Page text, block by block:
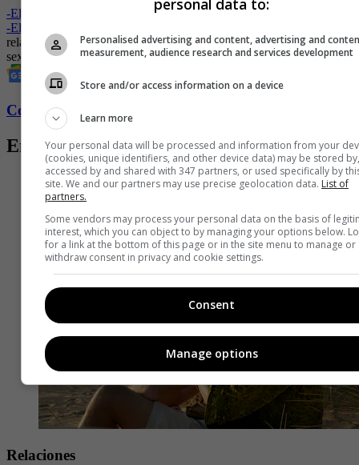
-El amor que me hizo segura: lo que aprendí de mi papá
-El café que no fue
relacionesRelaciones amorosasrelaciones en parejaRelaciones
sexualesconsecuenciasmujeres abusadas
Conozca más de Fucsia aquí
Entradas relacionadas
Relaciones
personal data to:
Personalised advertising and content, advertising and
measurement, audience research and services development
Store and/or access information on a device
Learn more
Your personal data will be processed and information from your
(cookies, unique identifiers, and other device data) may be stored by,
accessed by and shared with 347 partners, or used specifically by
site. We and our partners may use precise geolocation data. List of
partners.
Some vendors may process your personal data on the basis of
interest, which you can object to by managing your options below.
for a link at the bottom of this page or in the site menu to manage or
withdraw consent in privacy and cookie settings.
Consent
Manage options